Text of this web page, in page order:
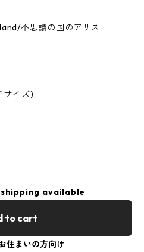
不思議の国のアリス
サイズ)
available
to cart
住まいの方向け